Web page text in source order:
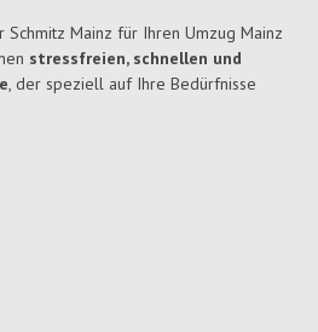
Schmitz Mainz für Ihren Umzug Mainz
stressfreien, schnellen und
, der speziell auf Ihre Bedürfnisse